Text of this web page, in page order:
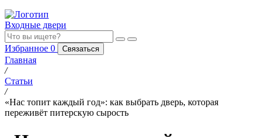
Входные двери
Избранное 0 Связаться
Главная
/
Статьи
/
«Нас топит каждый год»: как выбрать дверь, которая
переживёт питерскую сырость